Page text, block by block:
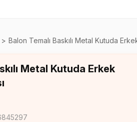
Balon Temalı Baskılı Metal Kutuda
Metal Kutuda Erkek